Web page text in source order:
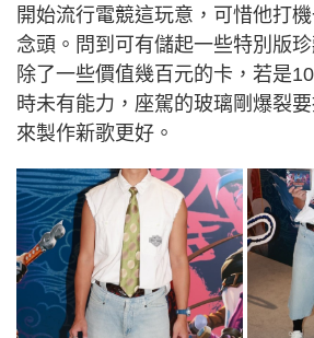
開始流行電競這玩意，可惜他打
念頭。問到可有儲起一些特別版
除了一些價值幾百元的卡，若是
時未有能力，座駕的玻璃剛爆裂
來製作新歌更好。